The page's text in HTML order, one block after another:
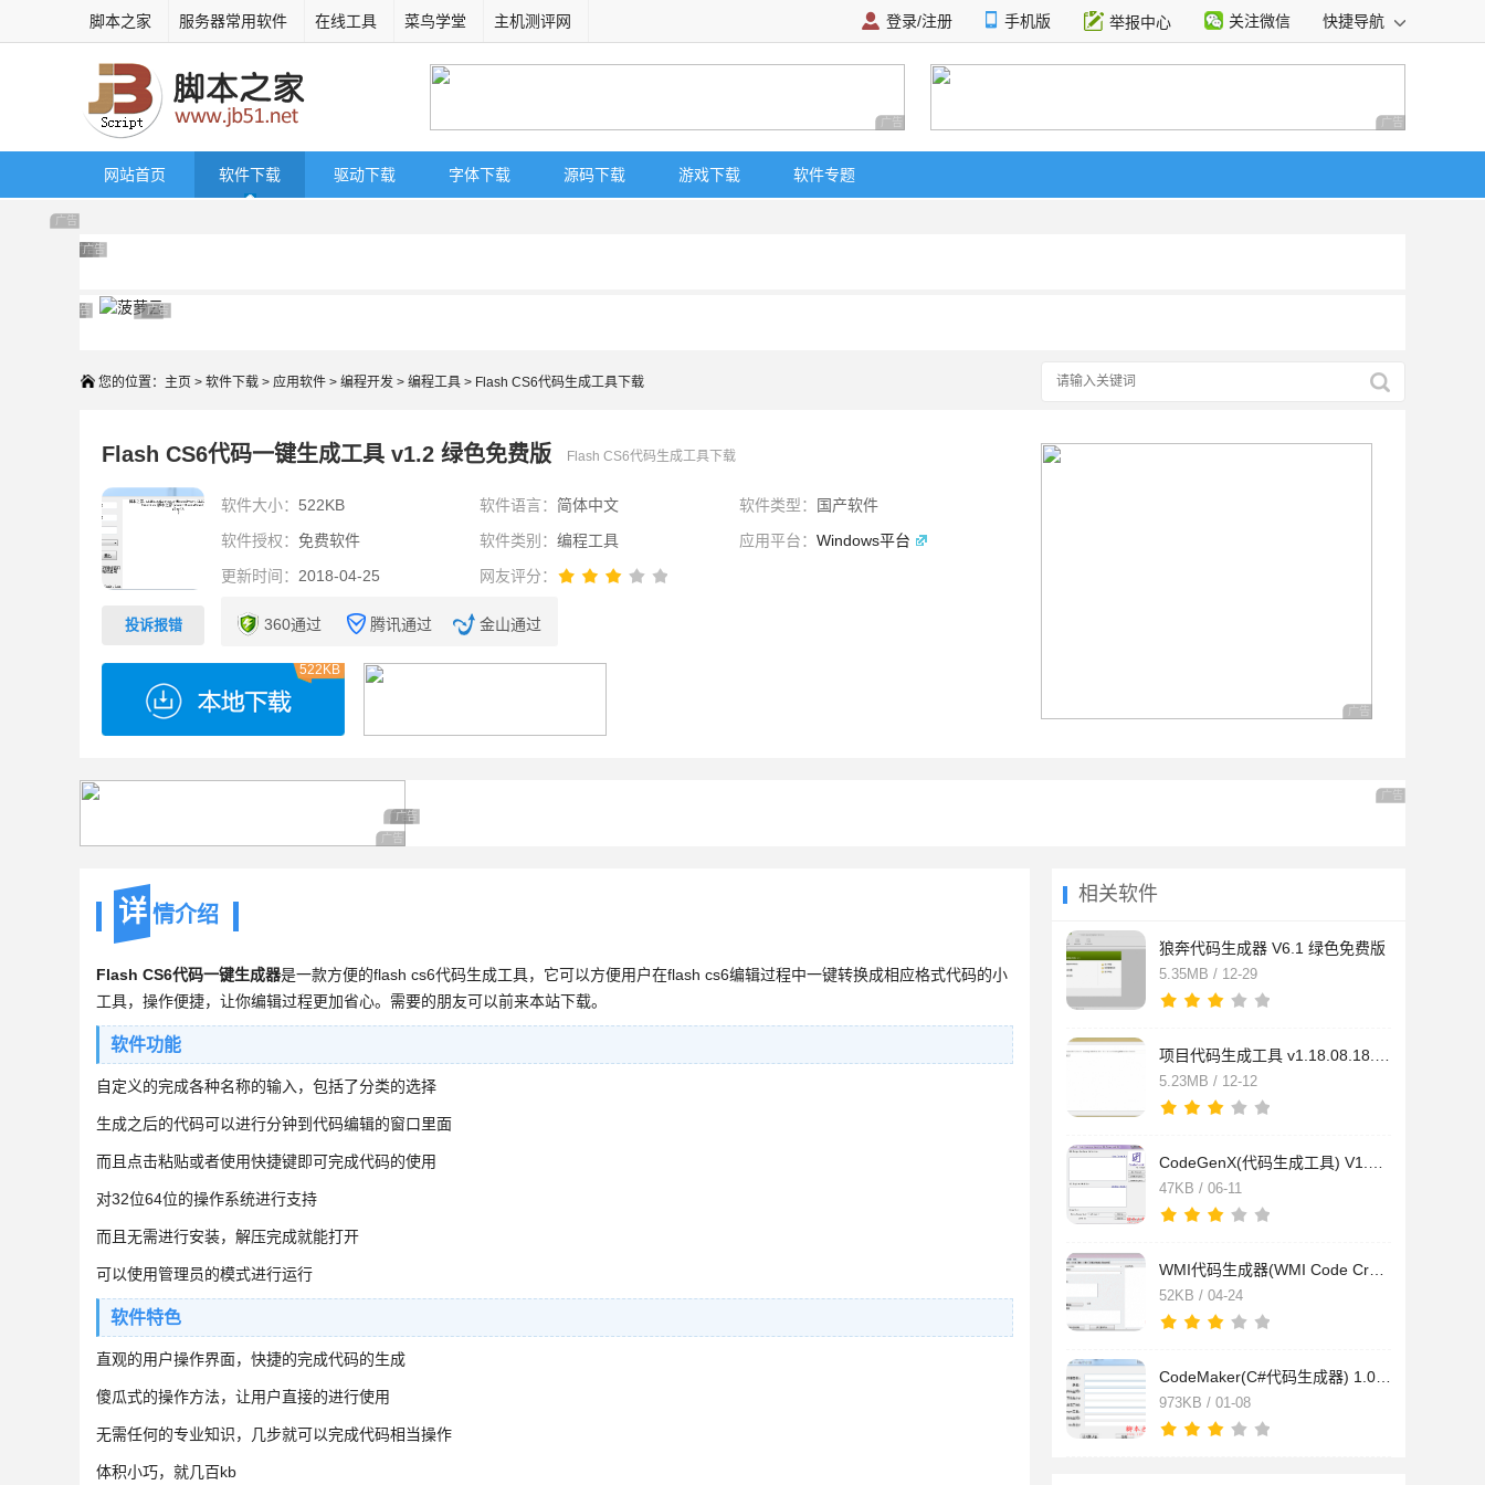
脚本之家 服务器常用软件 在线工具 菜鸟学堂 主机测评网 登录/注册 手机版 举报中心 关注微信 快捷导航
广告 商业广告，理性选择 广告 商业广告，理
网站首页 软件下载 驱动下载 字体下载 源码下载 游戏下载 软件专题
广告 商业广告，理性选择
广告 商业广告，理性选择
广告 商业广告，理性选择
广告 商业广告，理性选择
广告 商业广告，理性选择
广告 商业广告，理性选择
广告 商业广告，理性选择
广告 商业广告，理性选择
广告 商业广告，理性选择广告 商业广告，理性选择
广告 商业广告，理性选择
您的位置： 主页 > 软件下载 > 应用软件 > 编程开发 > 编程工具 > Flash CS6代码生成工具下载
Flash CS6代码一键生成工具 v1.2 绿色免费版 Flash CS6代码生成工具下载
投诉报错
软件大小： 522KB 软件语言： 简体中文 软件类型：
国产软件
软件授权： 免费软件 软件类别：编程工具 应用平台： Windows平台
更新时间： 2018-04-25 网友评分：
360通过 腾讯通过 金山通过
522KB
广告 商业广告，理性选择
广告 商业广告，理性选择
广告 商业广告，理性选择
广告 商业广告，理性选择
广告 商业广告，理
相关软件
狼奔代码生成器 V6.1 绿色免费版
5.35MB / 12-29
5.23MB / 12-12
47KB / 06-11
52KB / 04-24
973KB / 01-08
详 情介绍
Flash CS6代码一键生成器是一款方便的flash cs6代码生成工具，它可以方便用户在flash cs6编辑过程中一键转换成相应格式代码的小
工具，操作便捷，让你编辑过程更加省心。需要的朋友可以前来本站下载。
软件功能
自定义的完成各种名称的输入，包括了分类的选择
生成之后的代码可以进行分钟到代码编辑的窗口里面
而且点击粘贴或者使用快捷键即可完成代码的使用
对32位64位的操作系统进行支持
而且无需进行安装，解压完成就能打开
可以使用管理员的模式进行运行
软件特色
直观的用户操作界面，快捷的完成代码的生成
傻瓜式的操作方法，让用户直接的进行使用
无需任何的专业知识，几步就可以完成代码相当操作
体积小巧，就几百kb